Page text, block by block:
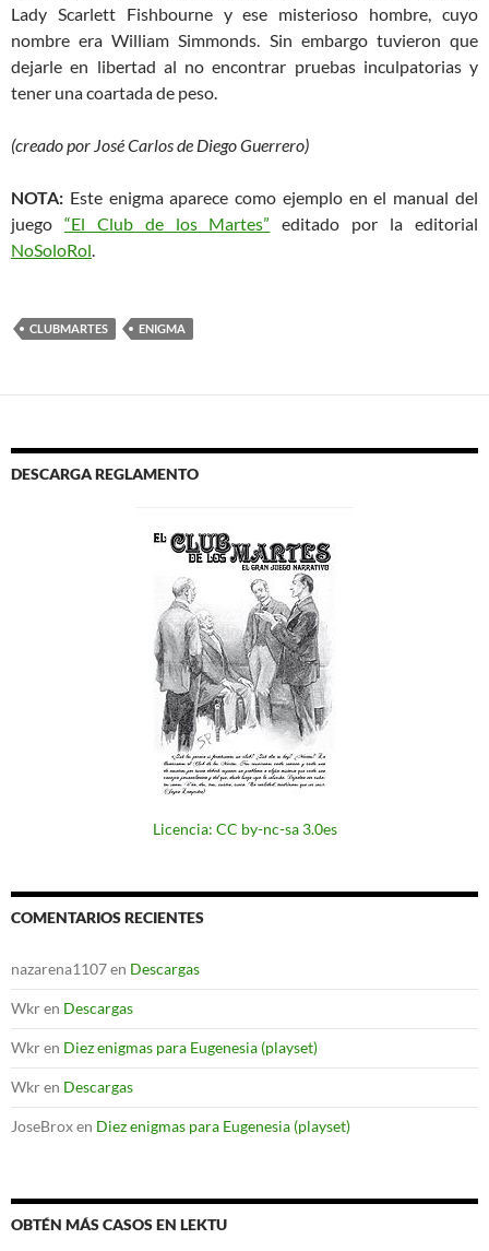
Lady Scarlett Fishbourne y ese misterioso hombre, cuyo
nombre era William Simmonds. Sin embargo tuvieron que
dejarle en libertad al no encontrar pruebas inculpatorias y
tener una coartada de peso.
(creado por José Carlos de Diego Guerrero)
NOTA: Este enigma aparece como ejemplo en el manual del
juego “El Club de los Martes” editado por la editorial
NoSoloRol.
CLUBMARTES ENIGMA
DESCARGA REGLAMENTO
Licencia: CC by-nc-sa 3.0es
COMENTARIOS RECIENTES
nazarena1107en Descargas
Wkren Descargas
Wkren Diez enigmas para Eugenesia (playset)
Wkren Descargas
JoseBroxen Diez enigmas para Eugenesia (playset)
OBTÉN MÁS CASOS EN LEKTU